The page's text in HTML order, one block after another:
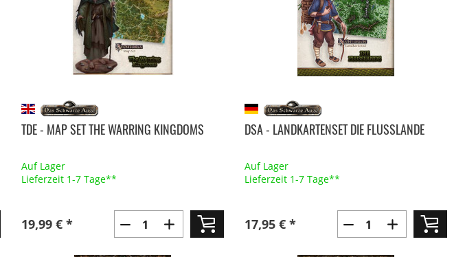
TDE - MAP SET THE WARRING KINGDOMS
Auf Lager
Lieferzeit 1-7 Tage**
19,99 € *
DSA - LANDKARTENSET DIE FLUSSLANDE
Auf Lager
Lieferzeit 1-7 Tage**
17,95 € *